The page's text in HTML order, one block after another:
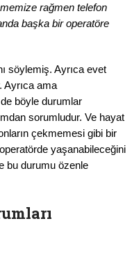
rağmen telefon
başka bir operatöre
söylemiş. Ayrıca evet
Ayrıca ama
böyle durumlar
sorumludur. Ve hayat
çekmemesi gibi bir
yaşanabileceğini
bu durumu özenle